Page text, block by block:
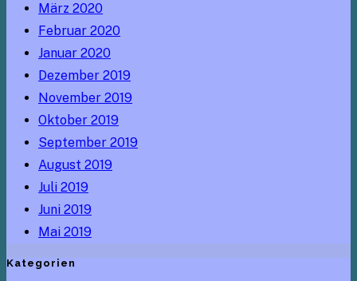
März 2020
Februar 2020
Januar 2020
Dezember 2019
November 2019
Oktober 2019
September 2019
August 2019
Juli 2019
Juni 2019
Mai 2019
Kategorien